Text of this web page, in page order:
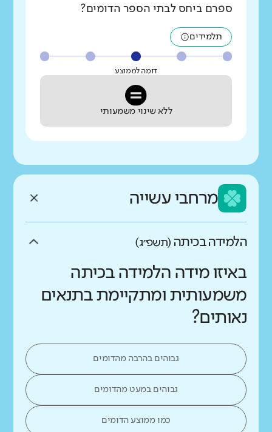
ספרם ביחס לבתי הספר הדומים?
תלמידים
דומה לממוצע
ללא שינוי משמעותי
מרחבי עשייה
הלמידה בכיתה (תשפ״ג)
באיזו מידה הלמידה בכיתה
משמעותית ומתקיימת בתנאים
נאותים?
גבוהים בהרבה מהדומים
גבוהים במעט מהדומים
כמו ממוצע הדומים